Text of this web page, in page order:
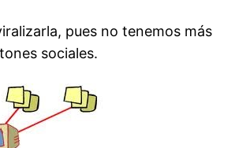
pues no tenemos más
sociales.